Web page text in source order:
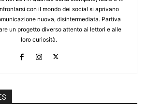
con il mondo dei social si aprivano
nuova, disintermediata. Partiva
un progetto diverso attento ai lettori e alle
loro curiosità.